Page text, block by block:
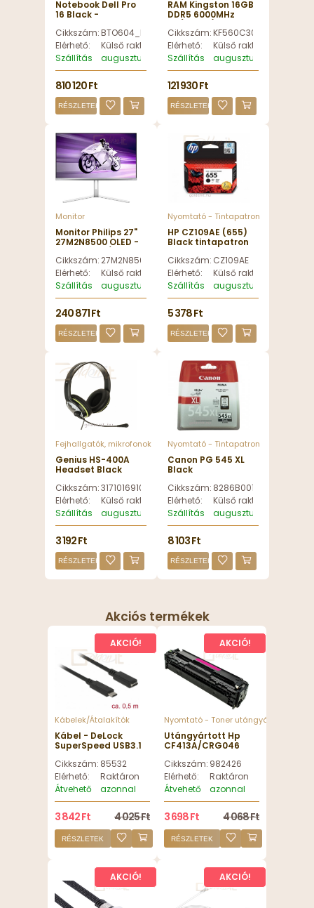
Notebook Dell Pro
16 Black -
Cikkszám:BTO604_PC16255_EMEA
Elérhető:
Külső raktáron
Szállítás
augusztus 8, szombat
810 120 Ft
RÉSZLETEK
RAM Kingston 16GB
DDR5 6000MHz
Beast Expo Black -
KF560C30BBEK2-16
Cikkszám:KF560C30BBEK2-16
Elérhető:
Külső raktáron
Szállítás
augusztus 8, szombat
121 930 Ft
RÉSZLETEK
Monitor
Monitor Philips 27"
27M2N8500 OLED -
Cikkszám: 27M2N8500/00
Elérhető:
Külső raktáron
Szállítás
augusztus 8, szombat
240 871 Ft
RÉSZLETEK
Nyomtató - Tintapatron
HP CZ109AE (655)
Black tintapatron
Cikkszám: CZ109AE
Elérhető:
Külső raktáron
Szállítás
augusztus 8, szombat
5 378 Ft
RÉSZLETEK
Fejhallgatók, mikrofonok
Genius HS-400A
Headset Black
Cikkszám:31710169100
Elérhető:
Külső raktáron
Szállítás
augusztus 8, szombat
3 192 Ft
RÉSZLETEK
Nyomtató - Tintapatron
Canon PG 545 XL
Black
Cikkszám: 8286B001
Elérhető:
Külső raktáron
Szállítás
augusztus 8, szombat
8 103 Ft
RÉSZLETEK
Akciós termékek
AKCIÓ!
Kábelek/Átalakítók
Kábel - DeLock
SuperSpeed USB3.1
male > female 3 A
cable 0,5m Black
Cikkszám: 85532
Elérhető:
Raktáron
Átvehető
azonnal
3 842 Ft 4 025 Ft
RÉSZLETEK
AKCIÓ!
Nyomtató - Toner utángyártott
Utángyártott Hp
CF413A/CRG046
PATENTED
Cikkszám: 982426
Elérhető:
Raktáron
Átvehető
azonnal
3 698 Ft 4 068 Ft
RÉSZLETEK
AKCIÓ! AKCIÓ!